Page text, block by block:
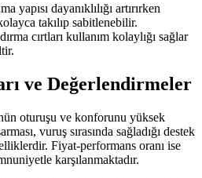
dayanıklılığı artırırken
takılıp sabitlenebilir.
cırtları kullanım kolaylığı sağlar
ve Değerlendirmeler
oturuşu ve konforunu yüksek
vuruş sırasında sağladığı destek
Fiyat-performans oranı ise
karşılanmaktadır.